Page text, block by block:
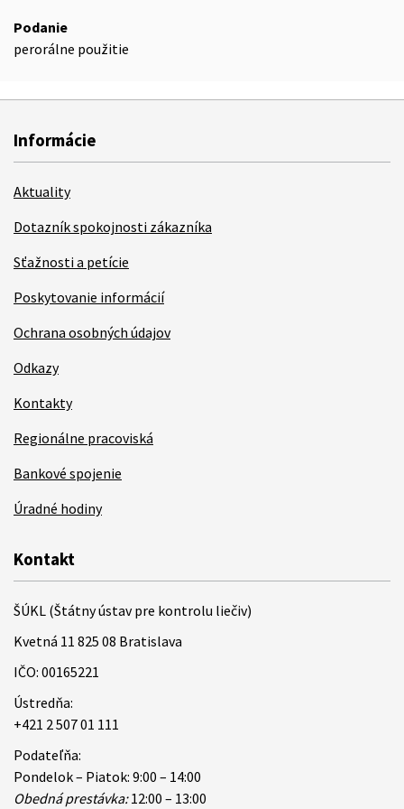
Podanie
perorálne použitie
Informácie
Aktuality
Dotazník spokojnosti zákazníka
Sťažnosti a petície
Poskytovanie informácií
Ochrana osobných údajov
Odkazy
Kontakty
Regionálne pracoviská
Bankové spojenie
Úradné hodiny
Kontakt
ŠÚKL (Štátny ústav pre kontrolu liečiv)
Kvetná 11 825 08 Bratislava
IČO: 00165221
Ústredňa:
+421 2 507 01 111
Podateľňa:
Pondelok – Piatok: 9:00 – 14:00
Obedná prestávka:12:00 – 13:00